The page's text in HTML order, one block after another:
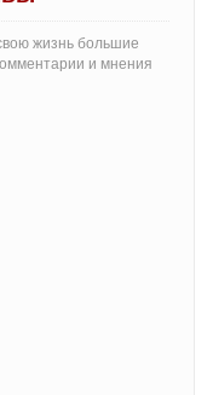
жизнь большие
и мнения